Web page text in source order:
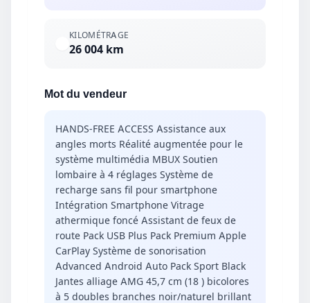
KILOMÉTRAGE
26 004 km
Mot du vendeur
HANDS-FREE ACCESS Assistance aux
angles morts Réalité augmentée pour le
système multimédia MBUX Soutien
lombaire à 4 réglages Système de
recharge sans fil pour smartphone
Intégration Smartphone Vitrage
athermique foncé Assistant de feux de
route Pack USB Plus Pack Premium Apple
CarPlay Système de sonorisation
Advanced Android Auto Pack Sport Black
Jantes alliage AMG 45,7 cm (18 ) bicolores
à 5 doubles branches noir/naturel brillant